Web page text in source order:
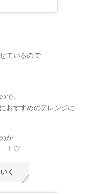
ているので
で、
おすすめのアレンジに
が
…！♡
く